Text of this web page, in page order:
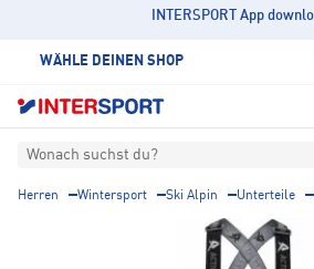
INTERSPORT App
WÄHLE DEINEN SHOP
Wonach suchst du?
Herren Wintersport Ski Alpin Unterteile